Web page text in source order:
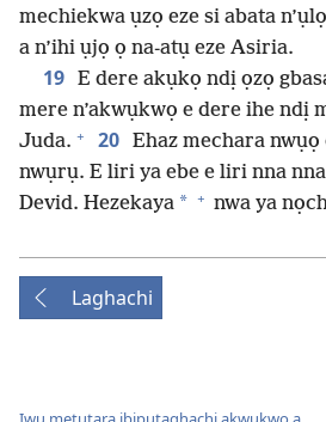
mechiekwa ụzọ eze si abata
a n’ihi ụjọ ọ na-atụ eze Asiria.
19 E dere akụkọ ndị ọzọ
mere n’akwụkwọ e dere ihe ndị
Juda. + 20 Ehaz mechara
nwụrụ. E liri ya ebe e liri nna nna
Devid. Hezekaya * + nwa ya
Laghachi